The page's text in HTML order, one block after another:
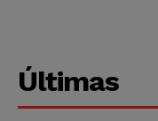
Últimas